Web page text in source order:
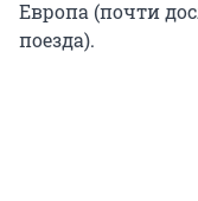
Европа (почти
поезда).